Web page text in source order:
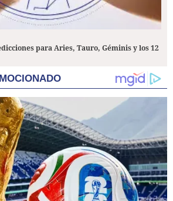
para Aries, Tauro, Géminis y los 12